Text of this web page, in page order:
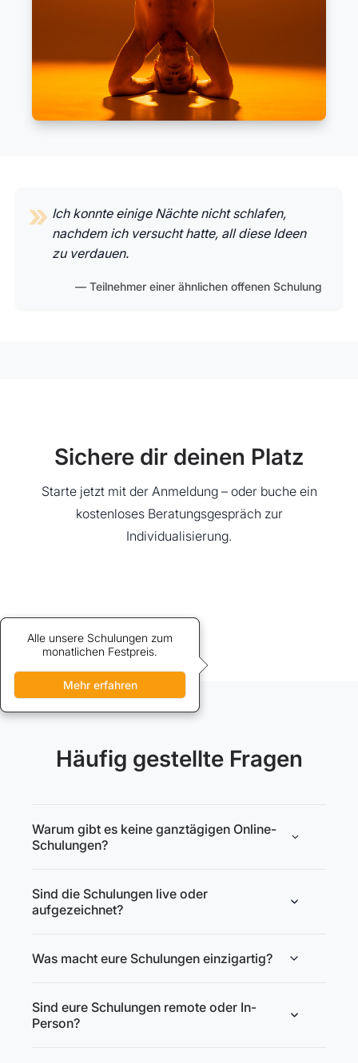
Ich konnte einige Nächte nicht schlafen,
nachdem ich versucht hatte, all diese Ideen
zu verdauen.
Teilnehmer einer ähnlichen offenen Schulung
Sichere dir deinen Platz
Starte jetzt mit der Anmeldung – oder buche ein
kostenloses Beratungsgespräch zur
Individualisierung.
Credits bieten vergünstigten
Zugang zu unseren Schulungen.
Mehr erfahren
Alle unsere Schulungen zum
monatlichen Festpreis.
Mehr erfahren
Häufig gestellte Fragen
Warum gibt es keine ganztägigen Online-
Schulungen?
Sind die Schulungen live oder
aufgezeichnet?
Was macht eure Schulungen einzigartig?
Sind eure Schulungen remote oder In-
Person?